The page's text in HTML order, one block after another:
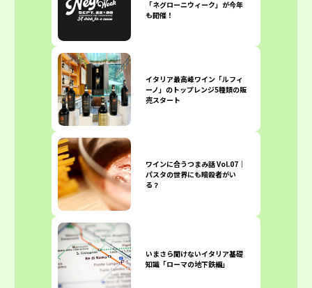
「ネグローニウィーク」が今年
も開催！
イタリア最高峰ワイン「ルフィ
ーノ」のトップレンジ5種類の販
売スタート
ワインに合うつまみ話 Vol.07｜
パスタの世界にも暗殺者がい
る？
いまさら聞けないイタリア基礎
知識「ローマの地下鉄編」